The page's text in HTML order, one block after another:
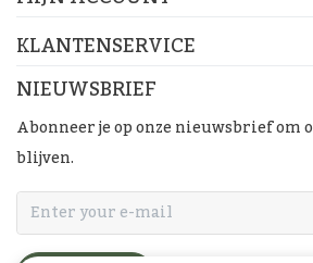
KLANTENSERVICE
NIEUWSBRIEF
Abonneer je op onze nieuwsbrief om
blijven.